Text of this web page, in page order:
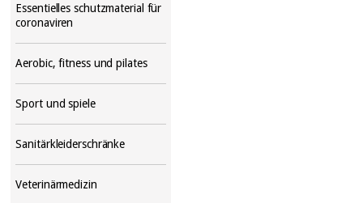
Essentielles schutzmaterial für
coronaviren
Aerobic, fitness und pilates
Sport und spiele
Sanitärkleiderschränke
Veterinärmedizin